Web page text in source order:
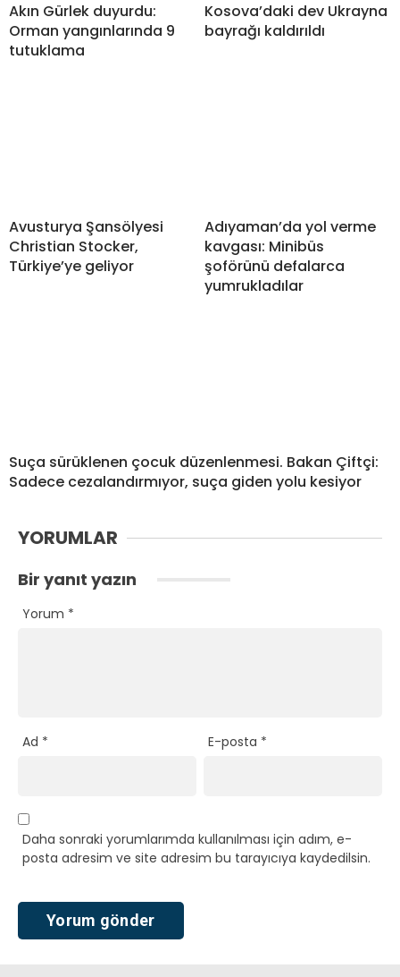
Akın Gürlek duyurdu:
Orman yangınlarında 9
tutuklama
Kosova’daki dev Ukrayna
bayrağı kaldırıldı
Avusturya Şansölyesi
Christian Stocker,
Türkiye’ye geliyor
Adıyaman’da yol verme
kavgası: Minibüs
şoförünü defalarca
yumrukladılar
Suça sürüklenen çocuk düzenlenmesi. Bakan Çiftçi:
Sadece cezalandırmıyor, suça giden yolu kesiyor
YORUMLAR
Bir yanıt yazın
Yorum *
Ad * E-posta *
Daha sonraki yorumlarımda kullanılması için adım, e-
posta adresim ve site adresim bu tarayıcıya kaydedilsin.